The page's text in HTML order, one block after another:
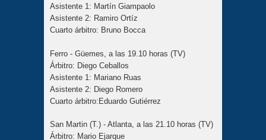
Asistente 1: Martín Giampaolo
Asistente 2: Ramiro Ortíz
Cuarto árbitro: Bruno Bocca
Ferro - Güemes, a las 19.10 horas (TV)
Árbitro: Diego Ceballos
Asistente 1: Mariano Ruas
Asistente 2: Diego Romero
Cuarto árbitro:Eduardo Gutiérrez
San Martin (T.) - Atlanta, a las 21.10 horas (TV)
Árbitro: Mario Ejarque